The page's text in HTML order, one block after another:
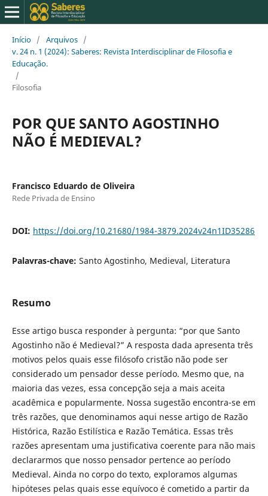
Início / Arquivos /
v. 24 n. 1 (2024): Saberes: Revista Interdisciplinar de Filosofia e
Educação.
/
Filosofia
POR QUE SANTO AGOSTINHO
NÃO É MEDIEVAL?
Francisco Eduardo de Oliveira
Rede Privada de Ensino
DOI: https://doi.org/10.21680/1984-3879.2024v24n1ID35286
Palavras-chave: Santo Agostinho, Medieval, Literatura
Resumo
Esse artigo busca responder à pergunta: “por que Santo
Agostinho não é Medieval?” A resposta dada apresenta três
motivos pelos quais esse filósofo cristão não pode ser
considerado um pensador desse período. Mesmo que, na
maioria das vezes, essa concepção seja a mais aceita
acadêmica e popularmente. Nossa sugestão encontra-se em
três razões, que denominamos aqui nesse artigo de Razão
Histórica, Razão Estilística e Razão Temática. Essas três
razões apresentam uma justificativa coerente para não mais
declararmos que nosso pensador pertence ao período
Medieval. Ainda no corpo do texto, exploramos algumas
hipóteses pelas quais esse equívoco é cometido a partir da